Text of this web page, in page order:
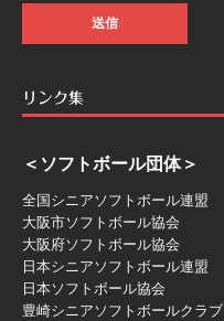
リンク集
＜ソフトボール団体＞
全国シニアソフトボール連盟
大阪市ソフトボール協会
大阪府ソフトボール協会
日本シニアソフトボール連盟
日本ソフトボール協会
豊崎シニアソフトボールクラブ